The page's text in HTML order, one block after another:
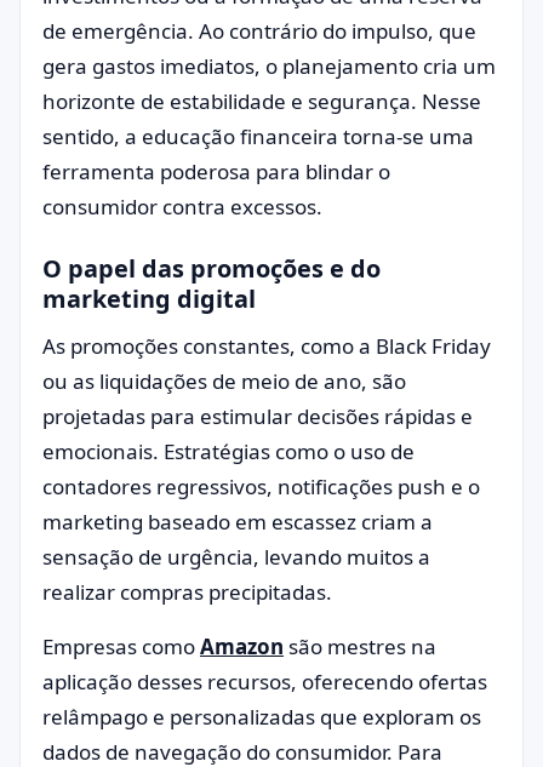
de emergência. Ao contrário do impulso, que
gera gastos imediatos, o planejamento cria um
horizonte de estabilidade e segurança. Nesse
sentido, a educação financeira torna-se uma
ferramenta poderosa para blindar o
consumidor contra excessos.
O papel das promoções e do
marketing digital
As promoções constantes, como a Black Friday
ou as liquidações de meio de ano, são
projetadas para estimular decisões rápidas e
emocionais. Estratégias como o uso de
contadores regressivos, notificações push e o
marketing baseado em escassez criam a
sensação de urgência, levando muitos a
realizar compras precipitadas.
Empresas comoAmazon são mestres na
aplicação desses recursos, oferecendo ofertas
relâmpago e personalizadas que exploram os
dados de navegação do consumidor. Para